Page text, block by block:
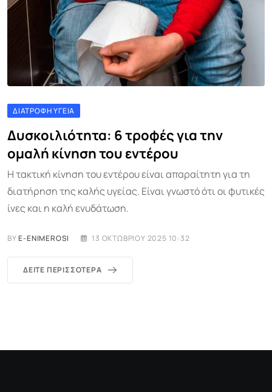
ΔΙΑΤΡΟΦΉ ΥΓΕΊΑ
Δυσκοιλιότητα: 6 τροφές για την
ομαλή κίνηση του εντέρου
Η τακτική κίνηση του εντέρου είναι απαραίτητη για τη
διατήρηση της καλής υγείας. Είναι γνωστό ότι οι φυτικές
ίνες και η καλή ενυδάτωση.
BYE-ENIMEROSI 13 ΟΚΤΩΒΡΊΟΥ 2025 10:32
ΔΕΊΤΕ ΠΕΡΙΣΣΌΤΕΡΑ